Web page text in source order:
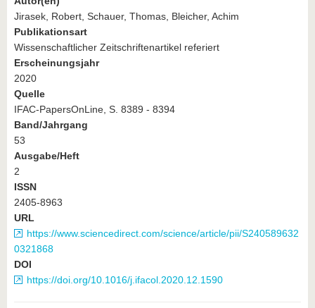
Jirasek, Robert, Schauer, Thomas, Bleicher, Achim
Publikationsart
Wissenschaftlicher Zeitschriftenartikel referiert
Erscheinungsjahr
2020
Quelle
IFAC-PapersOnLine, S. 8389 - 8394
Band/Jahrgang
53
Ausgabe/Heft
2
ISSN
2405-8963
URL
https://www.sciencedirect.com/science/article/pii/S240589632
0321868
DOI
https://doi.org/10.1016/j.ifacol.2020.12.1590